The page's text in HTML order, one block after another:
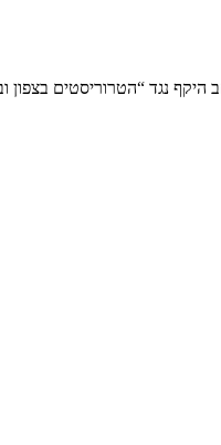
נגד “הטרוריסטים בצפון